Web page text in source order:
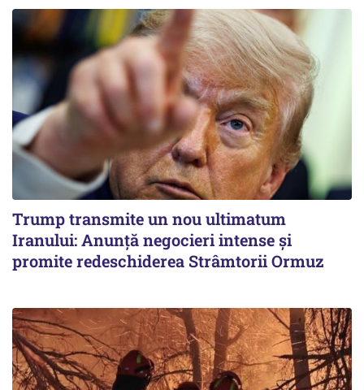
Trump transmite un nou ultimatum
Iranului: Anunță negocieri intense și
promite redeschiderea Strâmtorii Ormuz